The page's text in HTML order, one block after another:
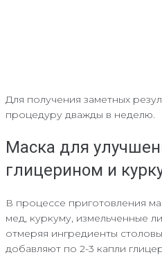
Для получения заметных
процедуру дважды в неделю.
Маска для
глицерином и
В процессе приготовления
мед, куркуму, измельченные
отмеряя ингредиенты
добавляют по 2-3 капли